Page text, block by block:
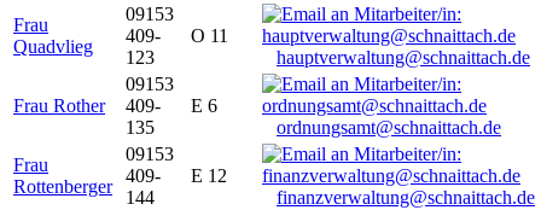
Frau
Quadvlieg
09153
409-
123
O 11
hauptverwaltung@schnaittach.de
Frau Rother
09153
409-
135
E 6
ordnungsamt@schnaittach.de
Frau
Rottenberger
09153
409-
144
E 12
finanzverwaltung@schnaittach.de